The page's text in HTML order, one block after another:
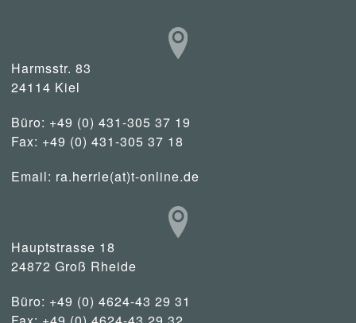
Harmsstr. 83
24114 Kiel
Büro: +49 (0) 431-305 37 19
Fax: +49 (0) 431-305 37 18
Email: ra.herrle(at)t-online.de
Hauptstrasse 18
24872 Groß Rheide
Büro: +49 (0) 4624-43 29 31